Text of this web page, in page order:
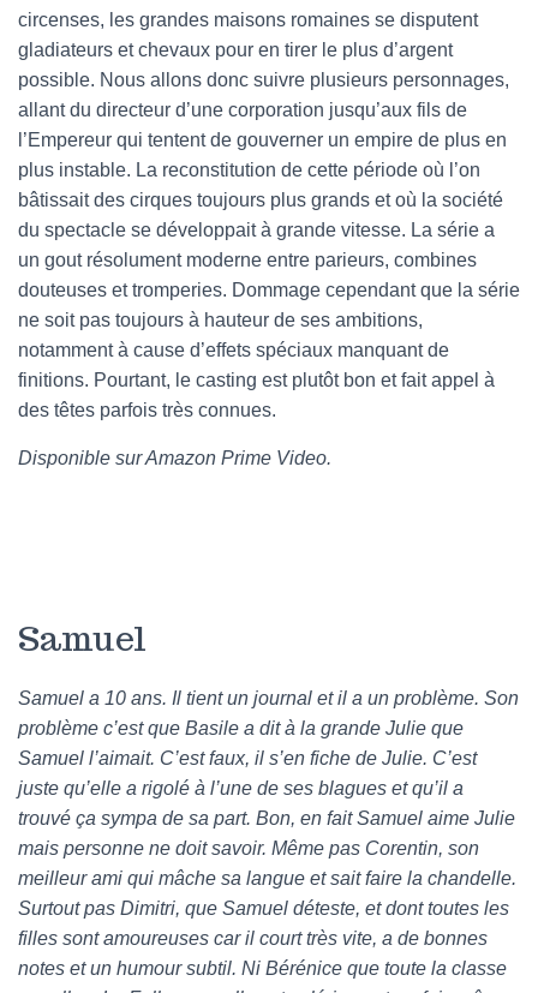
circenses, les grandes maisons romaines se disputent
gladiateurs et chevaux pour en tirer le plus d’argent
possible. Nous allons donc suivre plusieurs personnages,
allant du directeur d’une corporation jusqu’aux fils de
l’Empereur qui tentent de gouverner un empire de plus en
plus instable. La reconstitution de cette période où l’on
bâtissait des cirques toujours plus grands et où la société
du spectacle se développait à grande vitesse. La série a
un gout résolument moderne entre parieurs, combines
douteuses et tromperies. Dommage cependant que la série
ne soit pas toujours à hauteur de ses ambitions,
notamment à cause d’effets spéciaux manquant de
finitions. Pourtant, le casting est plutôt bon et fait appel à
des têtes parfois très connues.
Disponible sur Amazon Prime Video.
Samuel
Samuel a 10 ans. Il tient un journal et il a un problème. Son
problème c’est que Basile a dit à la grande Julie que
Samuel l’aimait. C’est faux, il s’en fiche de Julie. C’est
juste qu’elle a rigolé à l’une de ses blagues et qu’il a
trouvé ça sympa de sa part. Bon, en fait Samuel aime Julie
mais personne ne doit savoir. Même pas Corentin, son
meilleur ami qui mâche sa langue et sait faire la chandelle.
Surtout pas Dimitri, que Samuel déteste, et dont toutes les
filles sont amoureuses car il court très vite, a de bonnes
notes et un humour subtil. Ni Bérénice que toute la classe